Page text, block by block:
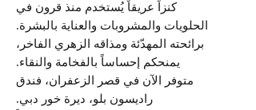
كنزاً عريقاً يُستخدم منذ قرون في
الحلويات والمشروبات والعناية بالبشرة.
برائحته المهدّئة ومذاقه الزهري الفاخر،
يمنحكم إحساساً بالفخامة والنقاء.
متوفر الآن في قصر الزعفران، فندق
راديسون بلو، ديرة خور دبي.